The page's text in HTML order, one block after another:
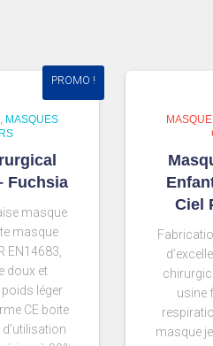
PROMO !
, MASQUES
Fuchsia
masque
masque
EN14683,
doux et
léger
CE boite
Ciel
usine
masque